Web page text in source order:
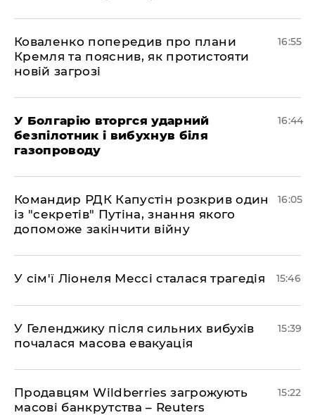
Коваленко попередив про плани
Кремля та пояснив, як протистояти
новій загрозі
16:55
У Болгарію вторгся ударний
безпілотник і вибухнув біля
газопроводу
16:44
Командир РДК Капустін розкрив один
із "секретів" Путіна, знання якого
допоможе закінчити війну
16:05
У сім'ї Ліонеля Мессі сталася трагедія 15:46
У Геленджику після сильних вибухів
почалася масова евакуація
15:39
Продавцям Wildberries загрожують
масові банкрутства – Reuters
15:22